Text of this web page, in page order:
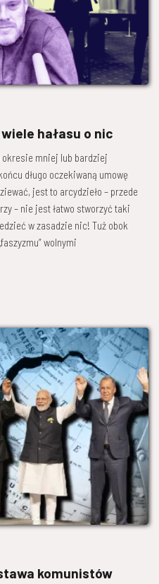
hałasu o nic
okresie mniej lub bardziej
długo oczekiwaną umowę
jest to arcydzieło – przede
– nie jest łatwo stworzyć taki
w zasadzie nic! Tuż obok
wolnymi
komunistów